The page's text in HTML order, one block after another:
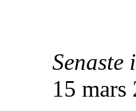
Senaste
15 mars